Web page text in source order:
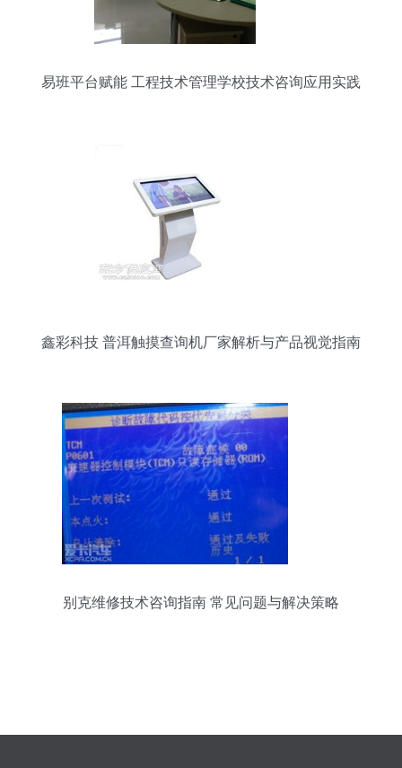
易班平台赋能 工程技术管理学校技术咨询应用实践
鑫彩科技 普洱触摸查询机厂家解析与产品视觉指南
别克维修技术咨询指南 常见问题与解决策略